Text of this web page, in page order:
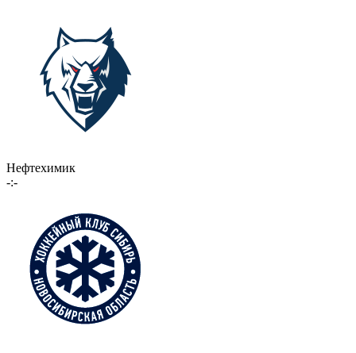
Нефтехимик
-:-